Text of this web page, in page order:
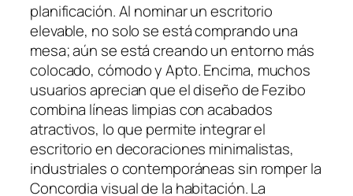
planificación. Al nominar un escritorio
elevable, no solo se está comprando una
mesa; aún se está creando un entorno más
colocado, cómodo y Apto. Encima, muchos
usuarios aprecian que el diseño de Fezibo
combina líneas limpias con acabados
atractivos, lo que permite integrar el
escritorio en decoraciones minimalistas,
industriales o contemporáneas sin romper la
Concordia visual de la habitación. La